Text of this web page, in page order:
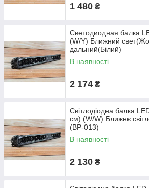
1 480 ₴
Светодиодная балка
(W/Y) Ближний
дальний(Білий)
В наявності
2 174 ₴
Світлодіодна балка
см) (W/W) Ближнє
(ВР-013)
В наявності
2 130 ₴